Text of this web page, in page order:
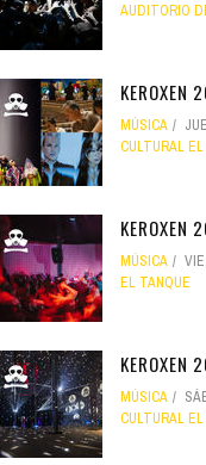
AUDITORIO
KEROXEN
MÚSICA
CULTURAL
KEROXEN
MÚSICA
EL TANQUE
KEROXEN
MÚSICA
CULTURAL